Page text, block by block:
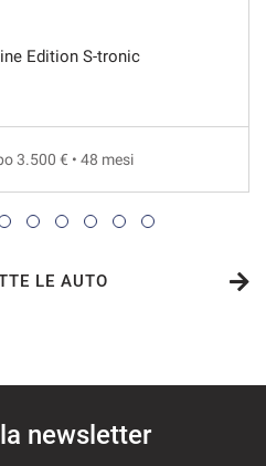
Edition S-tronic
3.500 € • 48 mesi
LE AUTO
newsletter